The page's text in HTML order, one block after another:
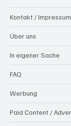
Kontakt / Impressum
Über uns
In eigener Sache
FAQ
Werbung
Paid Content /